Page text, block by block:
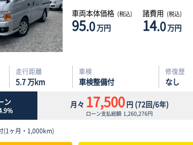
車両本体価格 (税込)
95.0万円
諸費用 (税込)
14.0万円
走行距離
5.7万km
車検
車検整備付
修復歴
なし
ン 月々 17,500円 (72回/6年)
ローン支払総額 1,260,276円
(1ヶ月・1,000km)